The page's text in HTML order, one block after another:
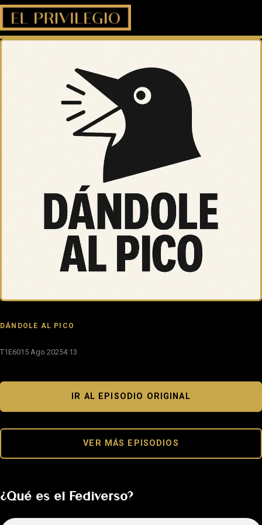
DÁNDOLE AL PICO
T1E6015 Ago 20254:13
IR AL EPISODIO ORIGINAL
VER MÁS EPISODIOS
¿Qué es el Fediverso?